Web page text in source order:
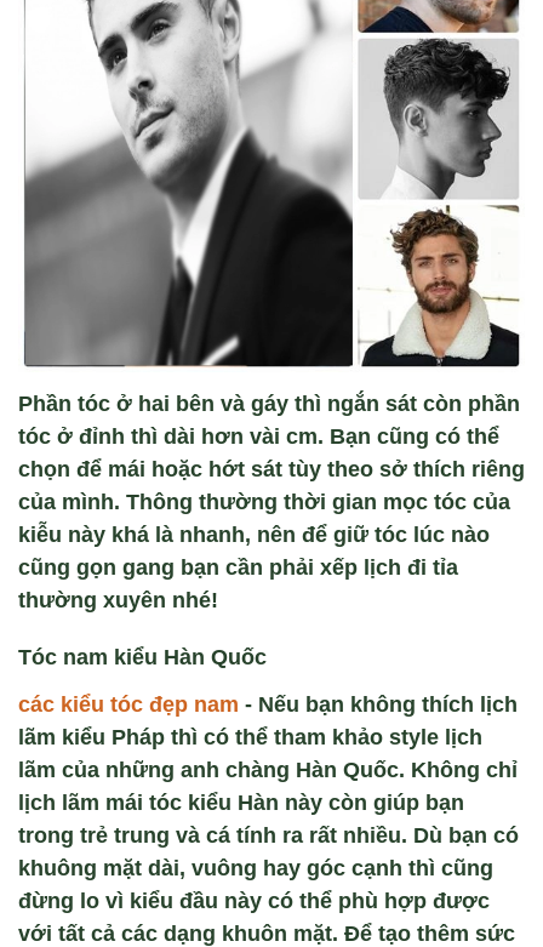
Phần tóc ở hai bên và gáy thì ngắn sát còn phần
tóc ở đỉnh thì dài hơn vài cm. Bạn cũng có thể
chọn để mái hoặc hớt sát tùy theo sở thích riêng
của mình. Thông thường thời gian mọc tóc của
kiễu này khá là nhanh, nên để giữ tóc lúc nào
cũng gọn gang bạn cần phải xếp lịch đi tỉa
thường xuyên nhé!
Tóc nam kiểu Hàn Quốc
các kiểu tóc đẹp nam - Nếu bạn không thích lịch
lãm kiểu Pháp thì có thể tham khảo style lịch
lãm của những anh chàng Hàn Quốc. Không chỉ
lịch lãm mái tóc kiểu Hàn này còn giúp bạn
trong trẻ trung và cá tính ra rất nhiều. Dù bạn có
khuông mặt dài, vuông hay góc cạnh thì cũng
đừng lo vì kiểu đầu này có thể phù hợp được
với tất cả các dạng khuôn mặt. Để tạo thêm sức